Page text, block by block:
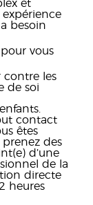
et
besoin
vous
contre les
de soi
contact
êtes
prenez des
d’une
de la
directe
heures